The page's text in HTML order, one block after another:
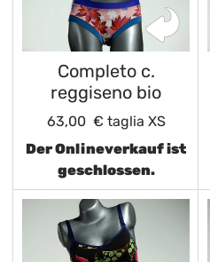
Completo c.
reggiseno bio
63,00 € taglia XS
Der Onlineverkauf ist
geschlossen.